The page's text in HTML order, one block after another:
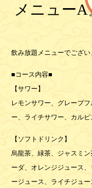
メニューA
飲み放題メニューでござい
■コース内容■
【サワー】
レモンサワー、グレープ
ー、ライチサワー、カル
【ソフトドリンク】
烏龍茶、緑茶、ジャスミ
ーダ、オレンジジュース
ージュース、ライチジュ